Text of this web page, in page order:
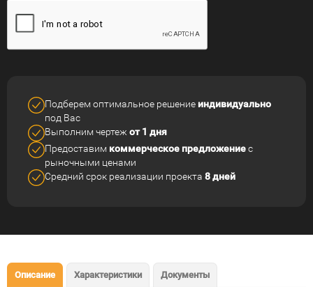
Подберем оптимальное решение индивидуально
под Вас
Выполним чертеж от 1 дня
Предоставим коммерческое предложениес
рыночными ценами
Средний срок реализации проекта 8 дней
Описание Характеристики Документы